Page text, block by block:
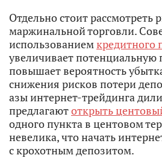
Отдельно стоит рассмотреть
маржинальной торговли.
использованиемкредитного
увеличивает потенциальную
повышает вероятность
снижения рисков потери
азы интернет-трейдинга
предлагаютоткрыть
одного пункта в центовом
невелика, что начать
с крохотным депозитом.